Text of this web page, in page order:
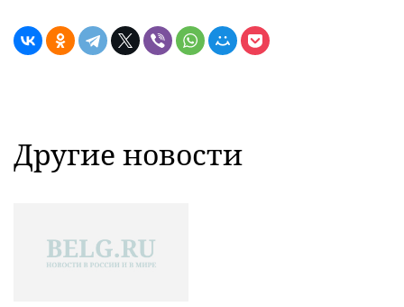
Другие новости